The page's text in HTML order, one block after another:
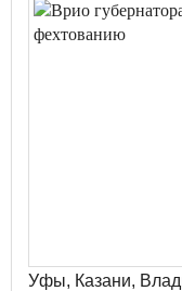
Уфы, Казани,